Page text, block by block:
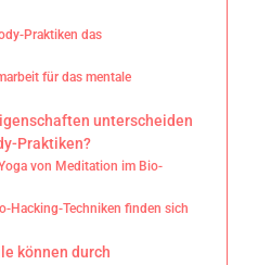
Praktiken das
für das mentale
unterscheiden
Praktiken?
von Meditation im Bio-
Hacking-Techniken finden sich
können durch